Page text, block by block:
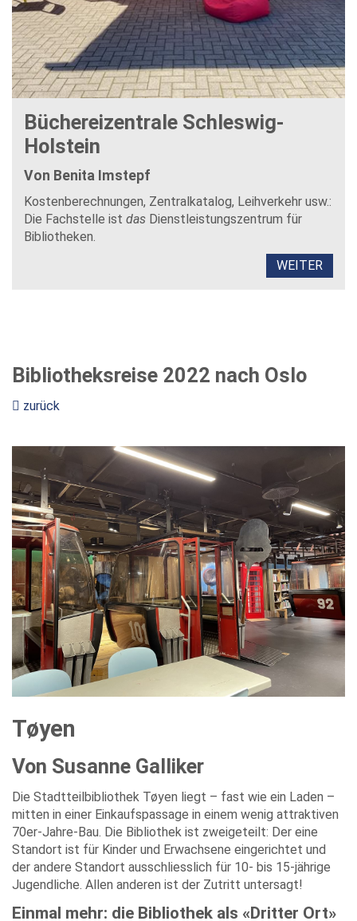
Büchereizentrale Schleswig-
Holstein
Von Benita Imstepf
Kostenberechnungen, Zentralkatalog, Leihverkehr usw.:
Die Fachstelle ist das Dienstleistungszentrum für
Bibliotheken.
WEITER
Bibliotheksreise 2022 nach Oslo
zurück
Tøyen
Von Susanne Galliker
Die Stadtteilbibliothek Tøyen liegt – fast wie ein Laden –
mitten in einer Einkaufspassage in einem wenig attraktiven
70er-Jahre-Bau. Die Bibliothek ist zweigeteilt: Der eine
Standort ist für Kinder und Erwachsene eingerichtet und
der andere Standort ausschliesslich für 10- bis 15-jährige
Jugendliche. Allen anderen ist der Zutritt untersagt!
Einmal mehr: die Bibliothek als «Dritter Ort»